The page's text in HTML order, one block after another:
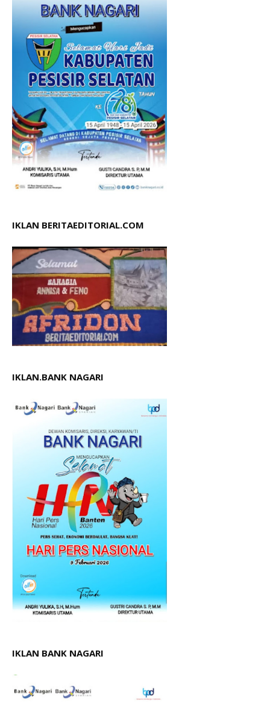
IKLAN BERITAEDITORIAL.COM
IKLAN.BANK NAGARI
IKLAN BANK NAGARI